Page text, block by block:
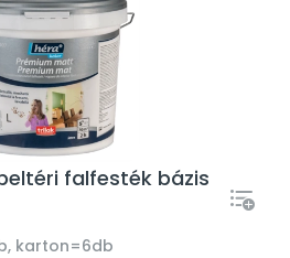
falfesték bázis
karton=6db